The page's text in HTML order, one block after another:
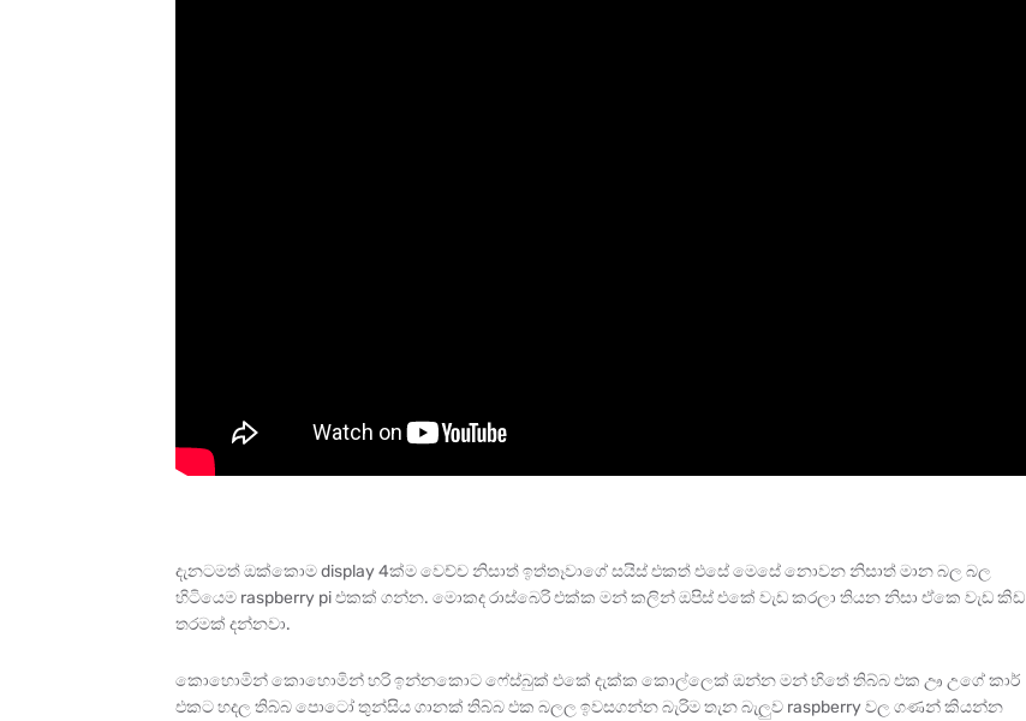
දැනටමත් ඔක්කොම display 4ක්ම වෙච්ච නිසාත් ඉත්තෑවාගේ සයිස් එකත් එසේ මෙසේ නොවන නිසාත් මාන බල බල
හිටියෙම raspberry pi එකක් ගන්න. මොකද රාස්බෙරි එක්ක මන් කලින් ඔපිස් එකේ වැඩ කරලා තියන නිසා ඒකෙ වැඩ කිඩ
තරමක් දන්නවා.
කොහොමින් කොහොමින් හරි ඉන්නකොට ෆේස්බුක් එකේ දැක්ක කොල්ලෙක් ඔන්න මන් හිතේ තිබ්බ එක ඌ උගේ කාර්
එකට හදල තිබ්බ පොටෝ තුන්සිය ගානක් තිබ්බ එක බලල ඉවසගන්න බැරිම තැන බැලුව raspberry වල ගණන් කියන්න